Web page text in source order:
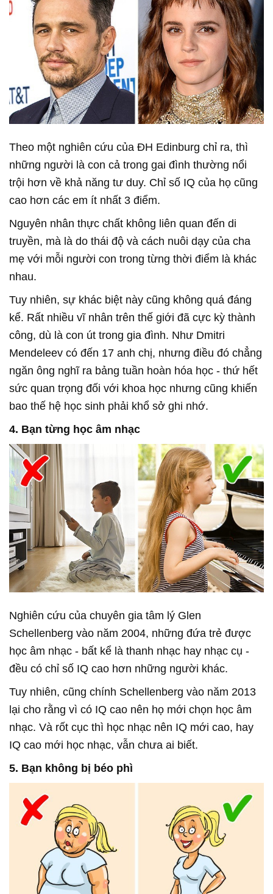
Theo một nghiên cứu của ĐH Edinburg chỉ ra, thì
những người là con cả trong gai đình thường nổi
trội hơn về khả năng tư duy. Chỉ số IQ của họ cũng
cao hơn các em ít nhất 3 điểm.
Nguyên nhân thực chất không liên quan đến di
truyền, mà là do thái độ và cách nuôi dạy của cha
mẹ với mỗi người con trong từng thời điểm là khác
nhau.
Tuy nhiên, sự khác biệt này cũng không quá đáng
kể. Rất nhiều vĩ nhân trên thế giới đã cực kỳ thành
công, dù là con út trong gia đình. Như Dmitri
Mendeleev có đến 17 anh chị, nhưng điều đó chẳng
ngăn ông nghĩ ra bảng tuần hoàn hóa học - thứ hết
sức quan trọng đối với khoa học nhưng cũng khiến
bao thế hệ học sinh phải khổ sở ghi nhớ.
4. Bạn từng học âm nhạc
Nghiên cứu của chuyên gia tâm lý Glen
Schellenberg vào năm 2004, những đứa trẻ được
học âm nhạc - bất kể là thanh nhạc hay nhạc cụ -
đều có chỉ số IQ cao hơn những người khác.
Tuy nhiên, cũng chính Schellenberg vào năm 2013
lại cho rằng vì có IQ cao nên họ mới chọn học âm
nhạc. Và rốt cục thì học nhạc nên IQ mới cao, hay
IQ cao mới học nhạc, vẫn chưa ai biết.
5. Bạn không bị béo phì